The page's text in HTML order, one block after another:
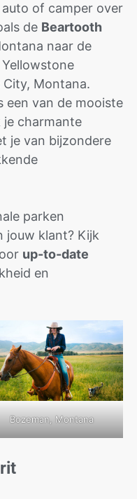
of camper over
de Beartooth
naar de
Montana.
een van de mooiste
je charmante
je van bijzondere
parken
jouw klant? Kijk
up-to-date
en
Bozeman, Montana